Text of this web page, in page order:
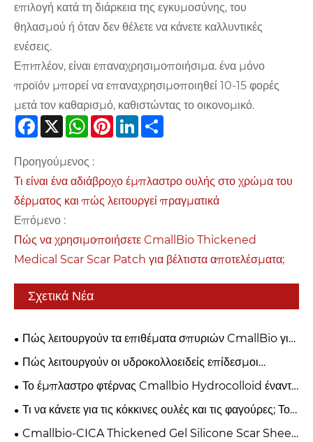
επιλογή κατά τη διάρκεια της εγκυμοσύνης, του
θηλασμού ή όταν δεν θέλετε να κάνετε καλλυντικές
ενέσεις.
Επιπλέον, είναι επαναχρησιμοποιήσιμα. ένα μόνο
προϊόν μπορεί να επαναχρησιμοποιηθεί 10-15 φορές
μετά τον καθαρισμό, καθιστώντας το οικονομικό.
Facebook
X WhatsApp
Pinterest
LinkedIn
Προηγούμενος :
Τι είναι ένα αδιάβροχο έμπλαστρο ουλής στο χρώμα του
δέρματος και πώς λειτουργεί πραγματικά
Επόμενο :
Πώς να χρησιμοποιήσετε CmallBio Thickened
Medical Scar Scar Patch για βέλτιστα αποτελέσματα;
Σχετικά Νέα
Πώς λειτουργούν τα επιθέματα σπυριών CmallBio για
καθαρότερο δέρμα κατά τη διάρκεια της νύχτας;
Πώς λειτουργούν οι υδροκολλοειδείς επίδεσμοι
Cmallbio: Γιατί η "Υγρή επούλωση" είναι καλύτερη από
την "ξηρή αφρόκρεμα";
Το έμπλαστρο φτέρνας Cmallbio Hydrocolloid έναντι
των κανονικών επιδέσμων: Γιατί θεραπεύουν τις
φουσκάλες πιο γρήγορα;
Τι να κάνετε για τις κόκκινες ουλές και τις φαγούρες; Το
φύλλο ουλής CmallBio Silicone Gel μπορεί να
Cmallbio-CICA Thickened Gel Silicone Scar Sheet: